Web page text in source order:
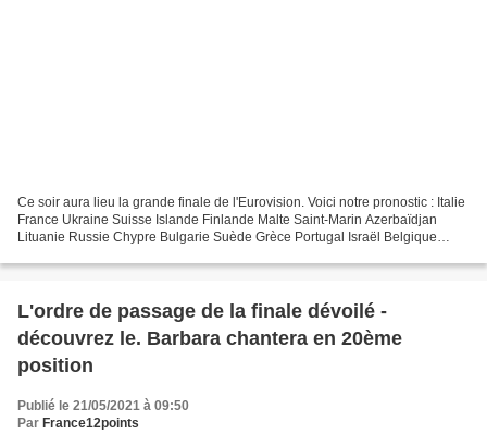
Ce soir aura lieu la grande finale de l'Eurovision. Voici notre pronostic : Italie
France Ukraine Suisse Islande Finlande Malte Saint-Marin Azerbaïdjan
Lituanie Russie Chypre Bulgarie Suède Grèce Portugal Israël Belgique
L'ordre de passage de la finale dévoilé -
découvrez le. Barbara chantera en 20ème
position
Publié le 21/05/2021 à 09:50
Par France12points